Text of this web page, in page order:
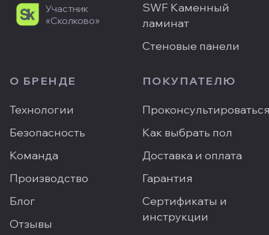
Участник
«Сколково»
SWF Каменный
ламинат
Стеновые панели
О БРЕНДЕ
Технологии
Безопасность
Команда
Производство
Блог
Отзывы
ПОКУПАТЕЛЮ
Как выбрать пол
Доставка и оплата
Гарантия
Сертификаты и
инструкции